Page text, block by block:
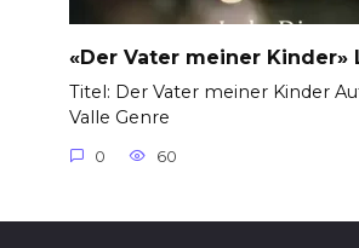
«Der Vater meiner Kinder»
Titel: Der Vater meiner Kinder
Valle Genre
0 60